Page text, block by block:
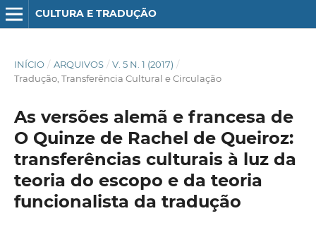
CULTURA E TRADUÇÃO
INÍCIO / ARQUIVOS / V. 5 N. 1 (2017) /
Tradução, Transferência Cultural e Circulação
As versões alemã e francesa de
O Quinze de Rachel de Queiroz:
transferências culturais à luz da
teoria do escopo e da teoria
funcionalista da tradução